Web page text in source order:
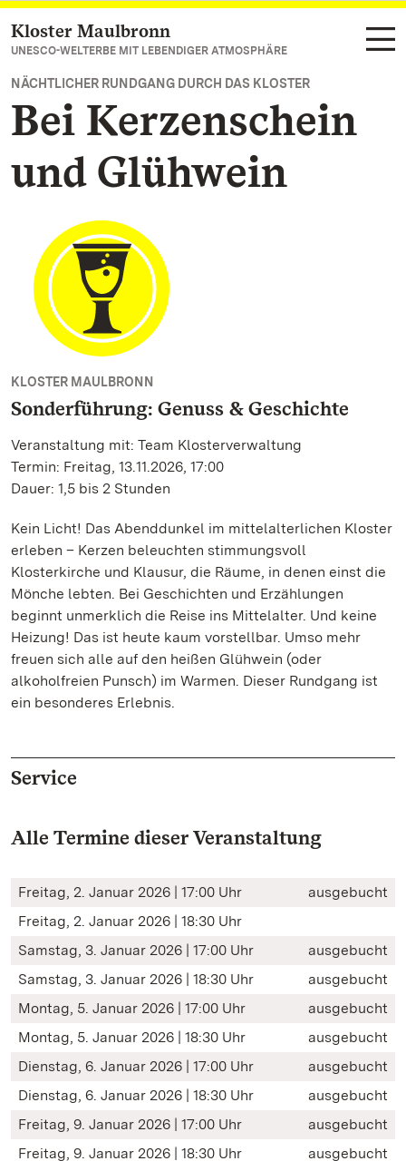
Zum Hauptinhalt springen
Kloster Maulbronn
UNESCO-WELTERBE MIT LEBENDIGER ATMOSPHÄRE
NÄCHTLICHER RUNDGANG DURCH DAS KLOSTER
Bei Kerzenschein
und Glühwein
KLOSTER MAULBRONN
Sonderführung: Genuss & Geschichte
Veranstaltung mit: Team Klosterverwaltung
Termin: Freitag, 13.11.2026, 17:00
Dauer: 1,5 bis 2 Stunden
Kein Licht! Das Abenddunkel im mittelalterlichen Kloster
erleben – Kerzen beleuchten stimmungsvoll
Klosterkirche und Klausur, die Räume, in denen einst die
Mönche lebten. Bei Geschichten und Erzählungen
beginnt unmerklich die Reise ins Mittelalter. Und keine
Heizung! Das ist heute kaum vorstellbar. Umso mehr
freuen sich alle auf den heißen Glühwein (oder
alkoholfreien Punsch) im Warmen. Dieser Rundgang ist
ein besonderes Erlebnis.
Service
Alle Termine dieser Veranstaltung
Freitag, 2. Januar 2026 | 17:00 Uhr
ausgebucht
Freitag, 2. Januar 2026 | 18:30 Uhr
Samstag, 3. Januar 2026 | 17:00 Uhr
ausgebucht
Samstag, 3. Januar 2026 | 18:30 Uhr
ausgebucht
Montag, 5. Januar 2026 | 17:00 Uhr
ausgebucht
Montag, 5. Januar 2026 | 18:30 Uhr
ausgebucht
Dienstag, 6. Januar 2026 | 17:00 Uhr
ausgebucht
Dienstag, 6. Januar 2026 | 18:30 Uhr
ausgebucht
Freitag, 9. Januar 2026 | 17:00 Uhr
ausgebucht
Freitag, 9. Januar 2026 | 18:30 Uhr
ausgebucht